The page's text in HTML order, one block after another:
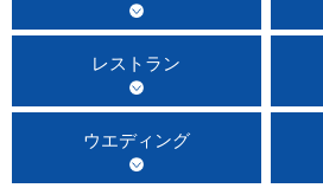
レストラン
ウエディング